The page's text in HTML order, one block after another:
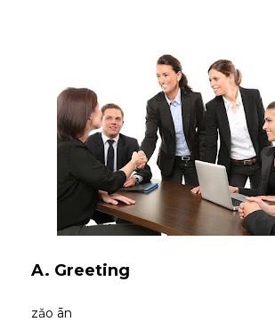
A. Greeting
zǎo ān